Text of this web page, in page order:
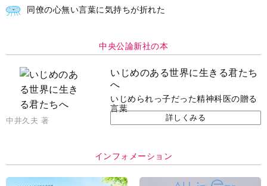
同僚の心無い言葉に気持ちが折れた
中央公論新社の本
いじめのある世界に生きる君たち
へ
いじめられっ子だった精神科医の贈る
言葉
中井久夫 著 詳しくみる
インフォメーション